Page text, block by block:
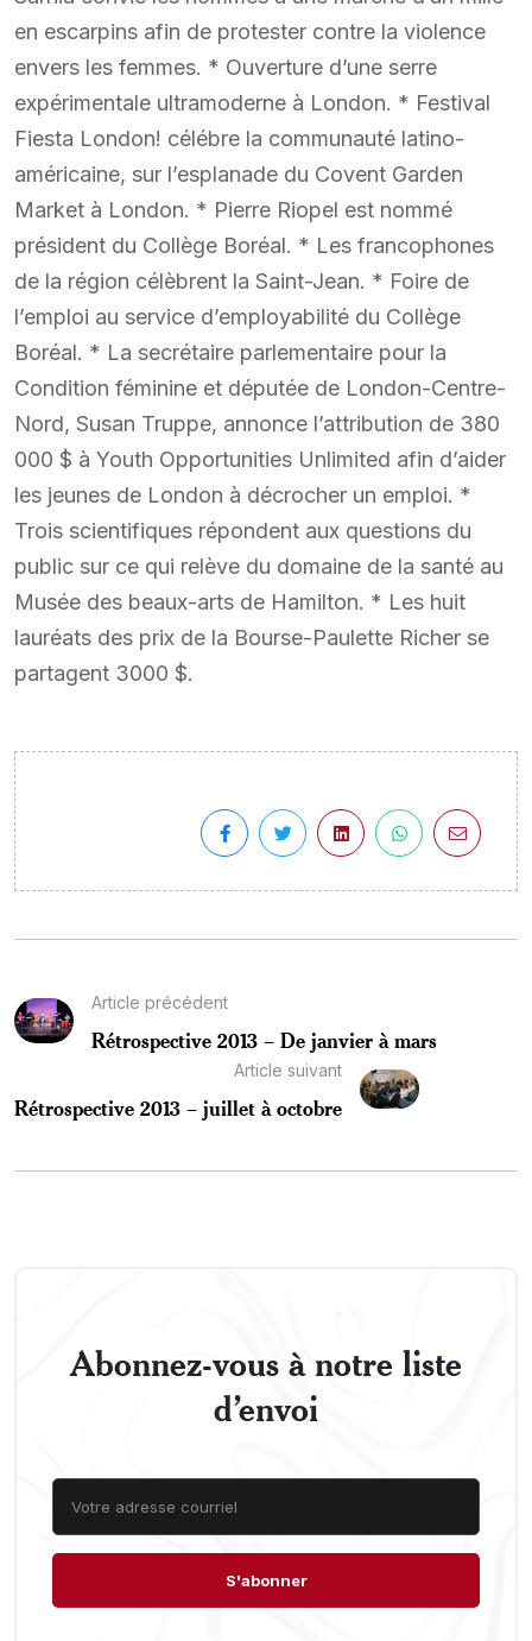
en escarpins afin de protester contre la violence
envers les femmes. * Ouverture d’une serre
expérimentale ultramoderne à London. * Festival
Fiesta London! célébre la communauté latino-
américaine, sur l’esplanade du Covent Garden
Market à London. * Pierre Riopel est nommé
président du Collège Boréal. * Les francophones
de la région célèbrent la Saint-Jean. * Foire de
l’emploi au service d’employabilité du Collège
Boréal. * La secrétaire parlementaire pour la
Condition féminine et députée de London-Centre-
Nord, Susan Truppe, annonce l’attribution de 380
000 $ à Youth Opportunities Unlimited afin d’aider
les jeunes de London à décrocher un emploi. *
Trois scientifiques répondent aux questions du
public sur ce qui relève du domaine de la santé au
Musée des beaux-arts de Hamilton. * Les huit
lauréats des prix de la Bourse-Paulette Richer se
partagent 3000 $.
Article précédent
Rétrospective 2013 – De janvier à mars
Article suivant
Rétrospective 2013 – juillet à octobre
Abonnez-vous à notre liste
d’envoi